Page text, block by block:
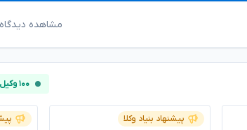
مشاهده
۱۰۰ وکیل آنلاین
پیشنهاد بنیاد وکلا